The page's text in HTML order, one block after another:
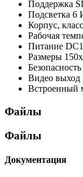
Поддержка
Подсветка 6
Корпус,
Рабочая
Питание
Размеры
Безопасность
Видео выход
Встроенный
Файлы
Файлы
Документация